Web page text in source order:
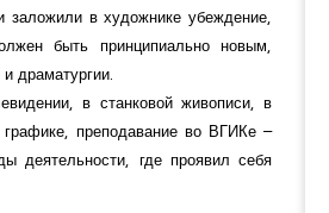
заложили в художнике убеждение,
быть принципиально новым,
драматургии.
в станковой живописи, в
преподавание во ВГИКе –
деятельности, где проявил себя